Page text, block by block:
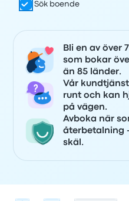
Sök boende
Bli en av över
som bokar
än 85 länder.
Vår
runt och kan
på vägen.
Avboka när
återbetalning
skäl.